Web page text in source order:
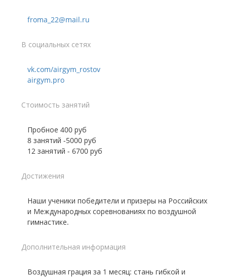
froma_22@mail.ru
В социальных сетях
vk.com/airgym_rostov
airgym.pro
Стоимость занятий
Пробное 400 руб
8 занятий -5000 руб
12 занятий - 6700 руб
Достижения
Наши ученики победители и призеры на Российских
и Международных соревнованиях по воздушной
гимнастике.
Дополнительная информация
Воздушная грация за 1 месяц: стань гибкой и